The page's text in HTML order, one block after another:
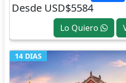
Desde USD$5584
Lo Quiero
14 DIAS